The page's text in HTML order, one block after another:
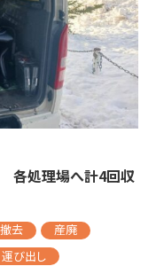
各処理場へ計4回収
去
産廃
運び出し